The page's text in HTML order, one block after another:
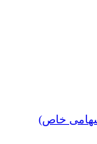
خاص)